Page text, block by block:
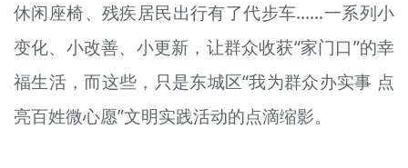
未成年人思想道德建设
榜样人物
+
身边好人
休闲座椅、残疾居民出行有了代步车……一系列小
变化、小改善、小更新，让群众收获“家门口”的幸
福生活，而这些，只是东城区“我为群众办实事 点
亮百姓微心愿”文明实践活动的点滴缩影。